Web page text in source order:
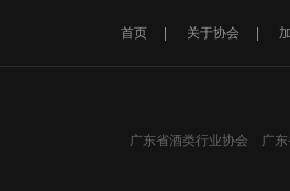
首页 关于协会
广东省酒类行业协会 广